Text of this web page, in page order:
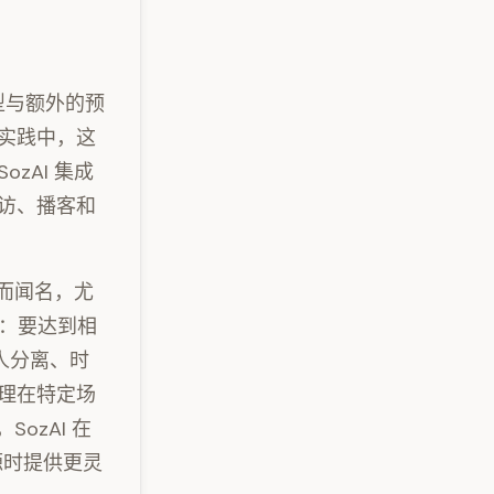
额外的预
践中，这
集成
、播客和
闻名，尤
要达到相
分离、时
在特定场
SozAI 在
提供更灵